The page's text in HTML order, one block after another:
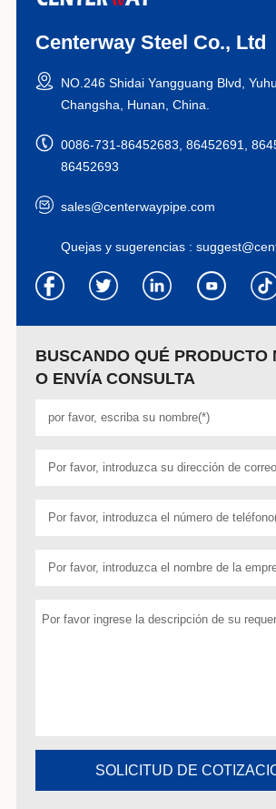
Centerway Steel Co., Ltd
NO.246 Shidai Yangguang Blvd,
Changsha, Hunan, China.
0086-731-86452683, 86452691,
86452693
sales@centerwaypipe.com
Quejas y sugerencias :
BUSCANDO QUÉ PRODUCTO
O ENVÍA CONSULTA